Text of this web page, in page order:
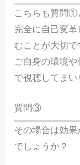
こちらも質問①
完全に自己変
むことが大切
ご自身の環境
で視聴してまい
質問③
その場合は効
でしょうか？